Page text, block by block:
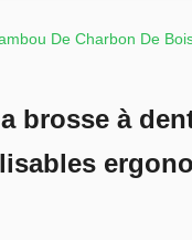
De Charbon De
brosse à